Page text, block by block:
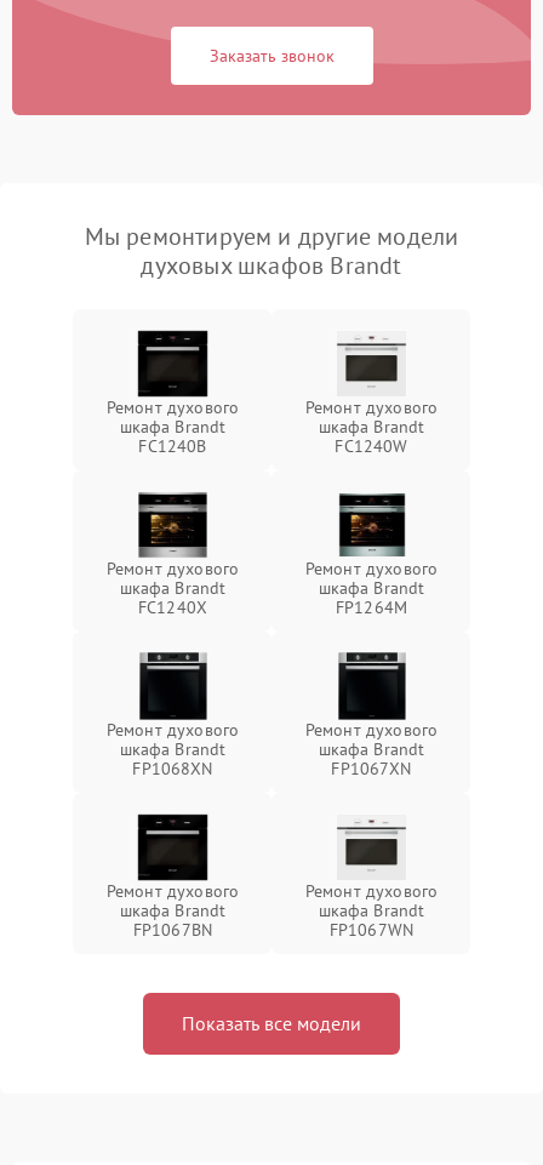
Заказать звонок
Мы ремонтируем и другие модели
духовых шкафов Brandt
Ремонт духового
шкафа Brandt
FC1240B
Ремонт духового
шкафа Brandt
FC1240W
Ремонт духового
шкафа Brandt
FC1240X
Ремонт духового
шкафа Brandt
FP1264M
Ремонт духового
шкафа Brandt
FP1068XN
Ремонт духового
шкафа Brandt
FP1067XN
Ремонт духового
шкафа Brandt
FP1067BN
Ремонт духового
шкафа Brandt
FP1067WN
Показать все модели